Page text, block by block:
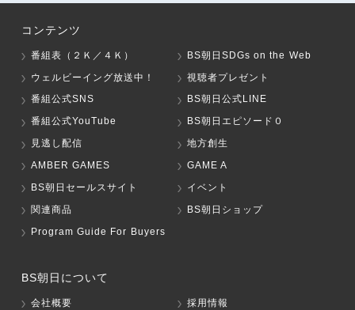
コンテンツ
番組表（２Ｋ／４Ｋ）
BS朝日SDGs on the Web
ウェルビーイング放送中！
視聴者プレゼント
番組公式SNS
BS朝日公式LINE
番組公式YouTube
BS朝日エピソード０
見逃し配信
地方創生
AMBER GAMES
GAME A
BS朝日セールスサイト
イベント
関連商品
BS朝日ショップ
Program Guide For Buyers
BS朝日について
会社概要
採用情報